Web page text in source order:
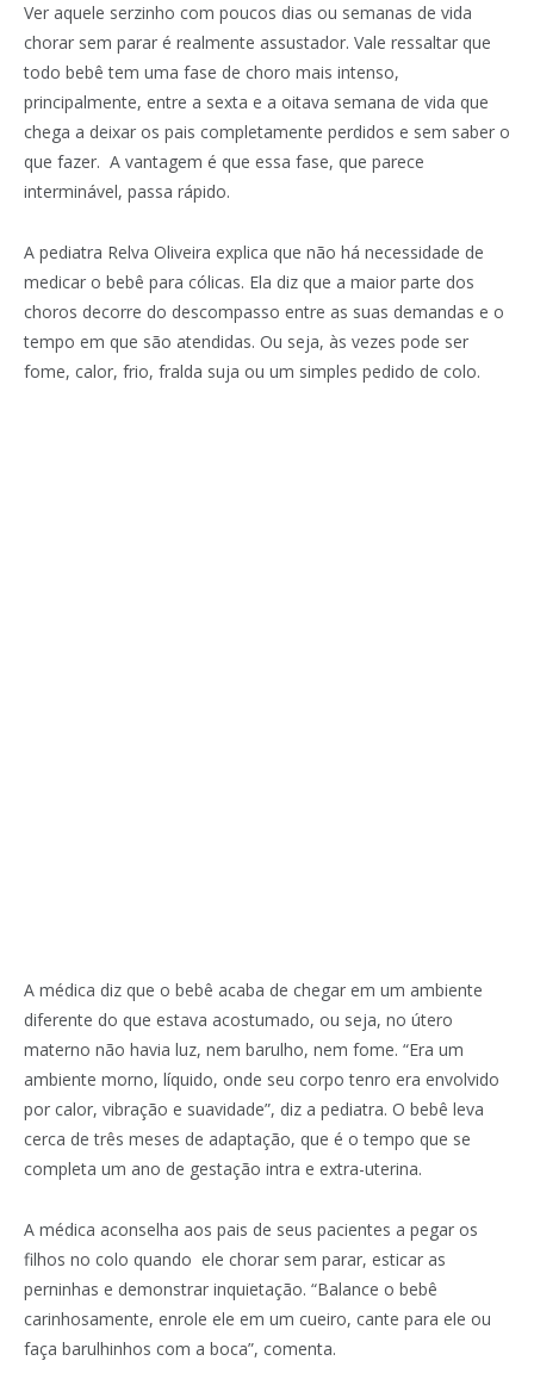
Ver aquele serzinho com poucos dias ou semanas de vida
chorar sem parar é realmente assustador. Vale ressaltar que
todo bebê tem uma fase de choro mais intenso,
principalmente, entre a sexta e a oitava semana de vida que
chega a deixar os pais completamente perdidos e sem saber o
que fazer. A vantagem é que essa fase, que parece
interminável, passa rápido.
A pediatra Relva Oliveira explica que não há necessidade de
medicar o bebê para cólicas. Ela diz que a maior parte dos
choros decorre do descompasso entre as suas demandas e o
tempo em que são atendidas. Ou seja, às vezes pode ser
fome, calor, frio, fralda suja ou um simples pedido de colo.
A médica diz que o bebê acaba de chegar em um ambiente
diferente do que estava acostumado, ou seja, no útero
materno não havia luz, nem barulho, nem fome. “Era um
ambiente morno, líquido, onde seu corpo tenro era envolvido
por calor, vibração e suavidade”, diz a pediatra. O bebê leva
cerca de três meses de adaptação, que é o tempo que se
completa um ano de gestação intra e extra-uterina.
A médica aconselha aos pais de seus pacientes a pegar os
filhos no colo quando ele chorar sem parar, esticar as
perninhas e demonstrar inquietação. “Balance o bebê
carinhosamente, enrole ele em um cueiro, cante para ele ou
faça barulhinhos com a boca”, comenta.